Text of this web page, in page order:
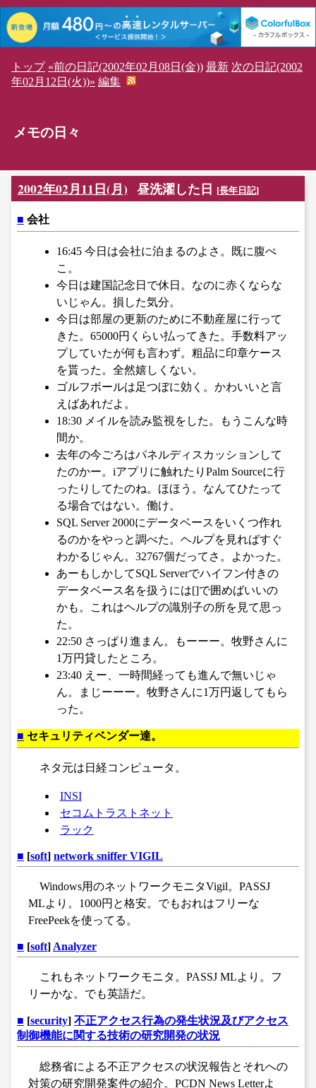
トップ «前の日記(2002年02月08日(金)) 最新 次の日記(2002
年02月12日(火))» 編集
メモの日々
2002年02月11日(月) 昼洗濯した日 [長年日記]
■ 会社
16:45 今日は会社に泊まるのよさ。既に腹ぺ
こ。
今日は建国記念日で休日。なのに赤くならな
いじゃん。損した気分。
今日は部屋の更新のために不動産屋に行って
きた。65000円くらい払ってきた。手数料アッ
プしていたが何も言わず。粗品に印章ケース
を貰った。全然嬉しくない。
ゴルフボールは足つぼに効く。かわいいと言
えばあれだよ。
18:30 メイルを読み監視をした。もうこんな時
間か。
去年の今ごろはパネルディスカッションして
たのかー。iアプリに触れたりPalm Sourceに行
ったりしてたのね。ほほう。なんてひたって
る場合ではない。働け。
SQL Server 2000にデータベースをいくつ作れ
るのかをやっと調べた。ヘルプを見ればすぐ
わかるじゃん。32767個だってさ。よかった。
あーもしかしてSQL Serverでハイフン付きの
データベース名を扱うには[]で囲めばいいの
かも。これはヘルプの識別子の所を見て思っ
た。
22:50 さっぱり進まん。もーーー。牧野さんに
1万円貸したところ。
23:40 えー、一時間経っても進んで無いじゃ
ん。まじーーー。牧野さんに1万円返してもら
った。
■ セキュリティベンダー達。
ネタ元は日経コンピュータ。
INSI
セコムトラストネット
ラック
■ [soft] network sniffer VIGIL
Windows用のネットワークモニタVigil。PASSJ
MLより。1000円と格安。でもおれはフリーな
FreePeekを使ってる。
■ [soft] Analyzer
これもネットワークモニタ。PASSJ MLより。フ
リーかな。でも英語だ。
■ [security] 不正アクセス行為の発生状況及びアクセス
制御機能に関する技術の研究開発の状況
総務省による不正アクセスの状況報告とそれへの
対策の研究開発案件の紹介。PCDN News Letterよ